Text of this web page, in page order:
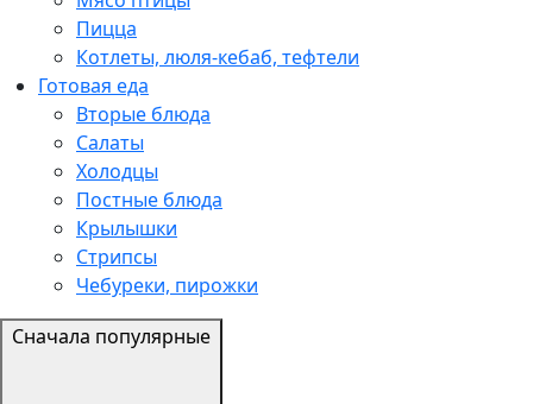
Пицца
Котлеты, люля-кебаб, тефтели
Готовая еда
Вторые блюда
Салаты
Холодцы
Постные блюда
Крылышки
Стрипсы
Чебуреки, пирожки
Сначала популярные